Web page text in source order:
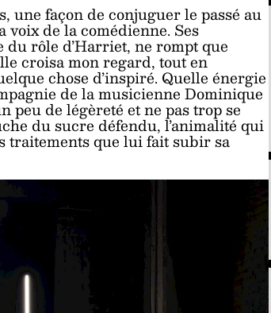
une façon de conjuguer le passé au
de la comédienne. Ses
rôle d’Harriet, ne rompt que
croisa mon regard, tout en
chose d’inspiré. Quelle énergie
de la musicienne Dominique
peu de légèreté et ne pas trop se
du sucre défendu, l’animalité qui
traitements que lui fait subir sa